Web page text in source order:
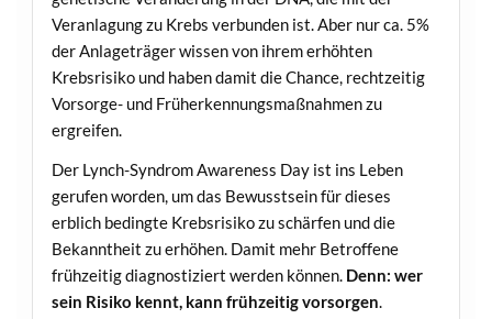
Veranlagung zu Krebs verbunden ist. Aber nur ca. 5%
der Anlageträger wissen von ihrem erhöhten
Krebsrisiko und haben damit die Chance, rechtzeitig
Vorsorge- und Früherkennungsmaßnahmen zu
ergreifen.
Der Lynch-Syndrom Awareness Day ist ins Leben
gerufen worden, um das Bewusstsein für dieses
erblich bedingte Krebsrisiko zu schärfen und die
Bekanntheit zu erhöhen. Damit mehr Betroffene
frühzeitig diagnostiziert werden können. Denn: wer
sein Risiko kennt, kann frühzeitig vorsorgen.